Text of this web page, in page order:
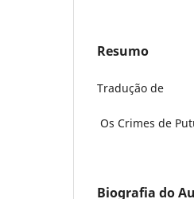
Resumo
Tradução de
Os Crimes de
Biografia do